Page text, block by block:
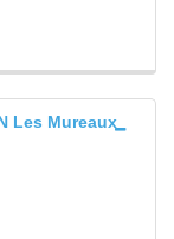
Les Mureaux